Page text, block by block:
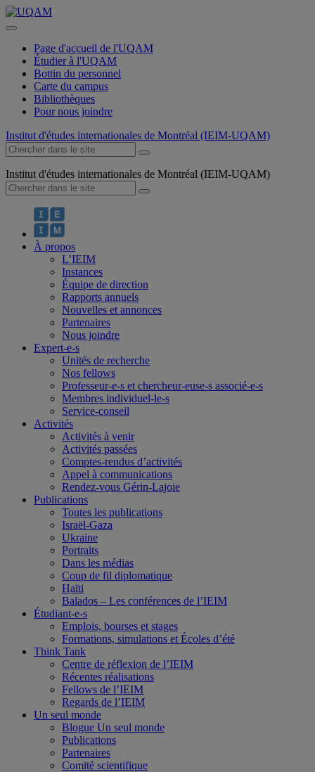
Page d'accueil de l'UQAM
Étudier à l'UQAM
Bottin du personnel
Carte du campus
Bibliothèques
Pour nous joindre
Institut d'études internationales de Montréal (IEIM-UQAM)
Institut d'études internationales de Montréal (IEIM-UQAM)
À propos
L’IEIM
Instances
Équipe de direction
Rapports annuels
Nouvelles et annonces
Partenaires
Nous joindre
Expert-e-s
Unités de recherche
Nos fellows
Professeur-e-s et chercheur-euse-s associé-e-s
Membres individuel-le-s
Service-conseil
Activités
Activités à venir
Activités passées
Comptes-rendus d’activités
Appel à communications
Rendez-vous Gérin-Lajoie
Publications
Toutes les publications
Israël-Gaza
Ukraine
Portraits
Dans les médias
Coup de fil diplomatique
Haïti
Balados – Les conférences de l’IEIM
Étudiant-e-s
Emplois, bourses et stages
Formations, simulations et Écoles d’été
Think Tank
Centre de réflexion de l’IEIM
Récentes réalisations
Fellows de l’IEIM
Regards de l’IEIM
Un seul monde
Blogue Un seul monde
Publications
Partenaires
Comité scientifique